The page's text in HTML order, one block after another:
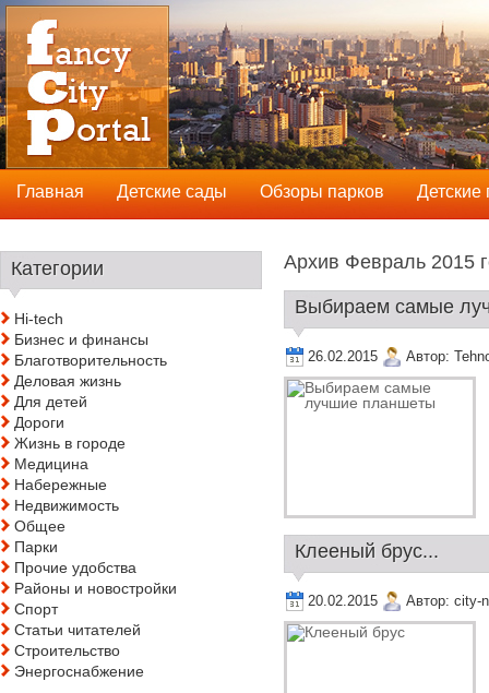
Архив Февраль 2015
Выбираем самые
26.02.2015 Автор:
Клееный брус...
20.02.2015 Автор: city-
Категории
Hi-tech
Бизнес и финансы
Благотворительность
Деловая жизнь
Для детей
Дороги
Жизнь в городе
Медицина
Набережные
Недвижимость
Общее
Парки
Прочие удобства
Районы и новостройки
Спорт
Статьи читателей
Строительство
Энергоснабжение
Главная Детские сады Обзоры парков Детские